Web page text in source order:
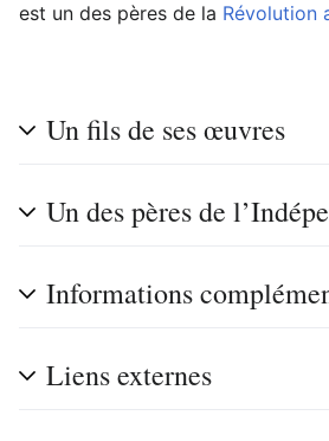
est un des pères de la Révolution
Un fils de ses œuvres
Un des pères de
Informations
Liens externes